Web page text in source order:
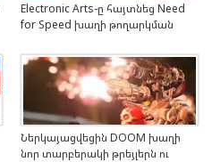
Electronic Arts-ը հայտնեց Need
for Speed խաղի թողարկման
գեյմփլեյը
Ներկայացվեցին DOOM խաղի
նոր տարբերակի թրեյլերն ու